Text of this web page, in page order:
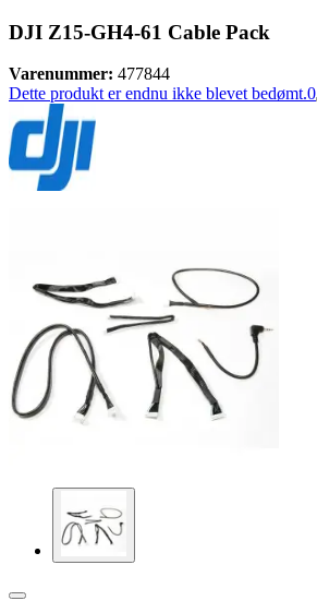
DJI Z15-GH4-61 Cable Pack
Varenummer: 477844
Dette produkt er endnu ikke blevet bedømt.0